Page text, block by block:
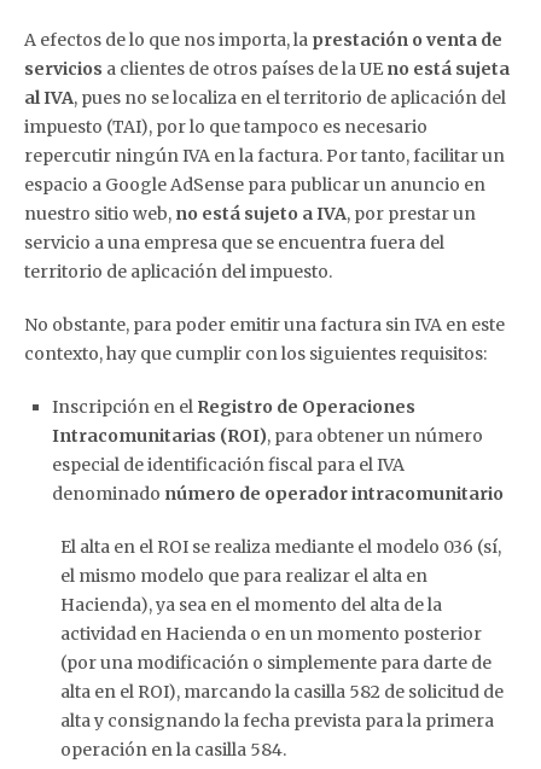
A efectos de lo que nos importa, la prestación o venta de
servicios a clientes de otros países de la UE no está sujeta
al IVA, pues no se localiza en el territorio de aplicación del
impuesto (TAI), por lo que tampoco es necesario
repercutir ningún IVA en la factura. Por tanto, facilitar un
espacio a Google AdSense para publicar un anuncio en
nuestro sitio web, no está sujeto a IVA, por prestar un
servicio a una empresa que se encuentra fuera del
territorio de aplicación del impuesto.
No obstante, para poder emitir una factura sin IVA en este
contexto, hay que cumplir con los siguientes requisitos:
Inscripción en el Registro de Operaciones
Intracomunitarias (ROI), para obtener un número
especial de identificación fiscal para el IVA
denominado número de operador intracomunitario
El alta en el ROI se realiza mediante el modelo 036 (sí,
el mismo modelo que para realizar el alta en
Hacienda), ya sea en el momento del alta de la
actividad en Hacienda o en un momento posterior
(por una modificación o simplemente para darte de
alta en el ROI), marcando la casilla 582 de solicitud de
alta y consignando la fecha prevista para la primera
operación en la casilla 584.